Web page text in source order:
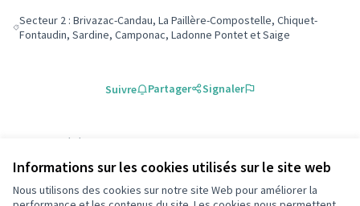
Informations sur les cookies utilisés sur le site web
Nous utilisons des cookies sur notre site Web pour améliorer la
Filtrer les résultats pour le secteur : Secteur 2 : Brivazac-Candau, La
Secteur 2 : Brivazac-Candau, La Paillère-Compostelle, Chiquet-
Fontaudin, Sardine, Camponac, Ladonne Pontet et Saige
Suivre Partager Signaler
Référence : participationpessac-MEET-2023-02-205
voir les autres versions
Ajouter au calendrier